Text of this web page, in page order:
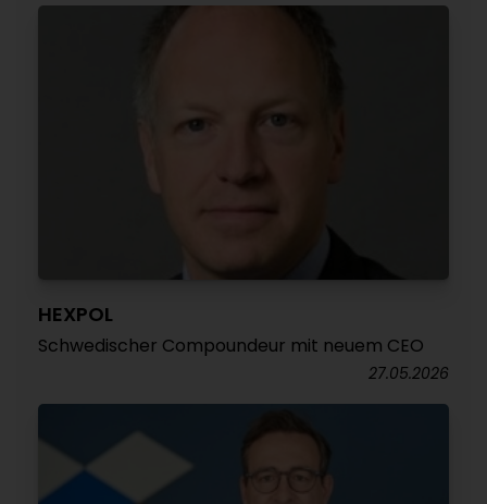
HEXPOL
Schwedischer Compoundeur mit neuem CEO
27.05.2026